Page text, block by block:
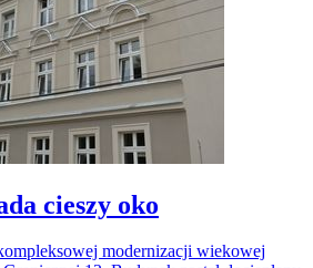
cieszy oko
modernizacji wiekowej